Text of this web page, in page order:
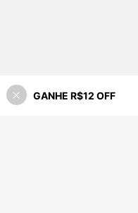
GANHE R$12 OFF